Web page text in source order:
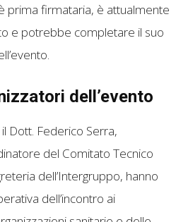
prima firmataria, è attualmente
e potrebbe completare il suo
dell’evento
Dott. Federico Serra,
del Comitato Tecnico
dell’Intergruppo, hanno
dell’incontro ai